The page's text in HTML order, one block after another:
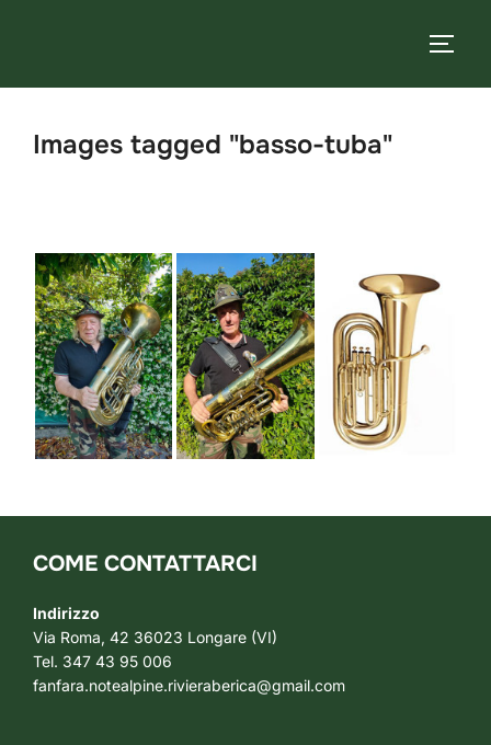
Images tagged "basso-tuba"
COME CONTATTARCI
Indirizzo
Via Roma, 42 36023 Longare (VI)
Tel. 347 43 95 006
fanfara.notealpine.rivieraberica@gmail.com